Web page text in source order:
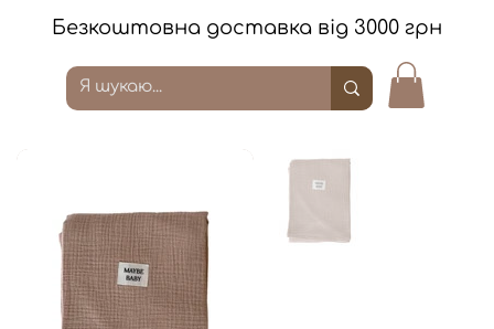
Безкоштовна доставка від 3000 грн